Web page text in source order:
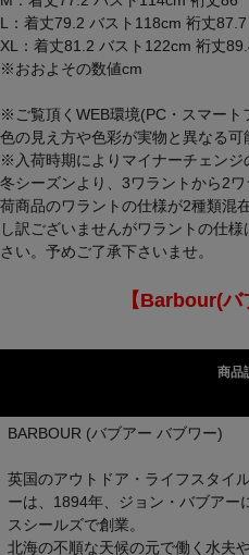
L：着丈79.2 バスト118cm 裄丈87.7
XL：着丈81.2 バスト122cm 裄丈
※おおよその数値cm
※ご覧頂くWEB環境(PC・スマート
色の見え方や色彩が実物と異なる可
※入荷時期によりマイナーチェン
冬シーズンより、3ワラントから2
荷商品のワラントの仕様が2種類混
し訳ございませんがワラントの仕
さい。予めご了承下さいませ。
【Barbour(バ
商品
BARBOUR (バブアー バブワー)
英国のアウトドア・ライフスタイ
ーは、1894年、ジョン・バブアー
スシールズで創業。
北海の不順な天候の元で働く水夫